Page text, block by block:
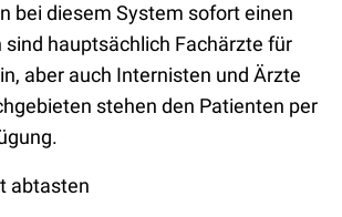
bei diesem System sofort einen
sind hauptsächlich Fachärzte für
aber auch Internisten und Ärzte
stehen den Patienten per
abtasten